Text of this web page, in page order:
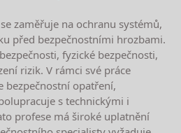
zaměřuje na ochranu systémů,
před bezpečnostními hrozbami.
fyzické bezpečnosti,
rizik. V rámci své práce
bezpečnostní opatření,
s technickými i
profese má široké uplatnění